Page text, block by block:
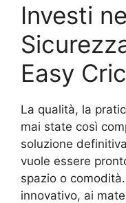
Investi
Easy
La qualità, la
mai state così
soluzione
vuole essere
spazio o
innovativo, ai